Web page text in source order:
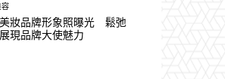
容
妝品牌形象照曝光 鬆弛
現品牌大使魅力